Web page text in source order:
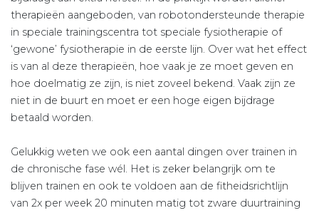
therapieën aangeboden, van robotondersteunde therapie
in speciale trainingscentra tot speciale fysiotherapie of
‘gewone’ fysiotherapie in de eerste lijn. Over wat het effect
is van al deze therapieën, hoe vaak je ze moet geven en
hoe doelmatig ze zijn, is niet zoveel bekend. Vaak zijn ze
niet in de buurt en moet er een hoge eigen bijdrage
betaald worden.
Gelukkig weten we ook een aantal dingen over trainen in
de chronische fase wél. Het is zeker belangrijk om te
blijven trainen en ook te voldoen aan de fitheidsrichtlijn
van 2x per week 20 minuten matig tot zware duurtraining